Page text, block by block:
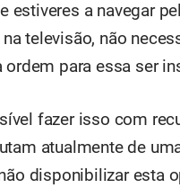
estiveres a navegar
televisão, não
ordem para essa ser
fazer isso com
atualmente de
disponibilizar esta